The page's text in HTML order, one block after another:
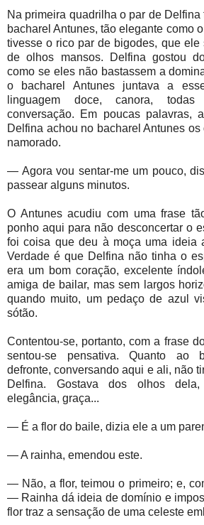
Na primeira quadrilha o par de
bacharel Antunes, tão elegante como
tivesse o rico par de bigodes, que ele
de olhos mansos. Delfina gostou
como se eles não bastassem a
o bacharel Antunes juntava a
linguagem doce, canora,
conversação. Em poucas palavras,
Delfina achou no bacharel Antunes
namorado.
— Agora vou sentar-me um pouco,
passear alguns minutos.
O Antunes acudiu com uma frase
ponho aqui para não desconcertar o
foi coisa que deu à moça uma ideia
Verdade é que Delfina não tinha o
era um bom coração, excelente
amiga de bailar, mas sem largos
quando muito, um pedaço de azul
sótão.
Contentou-se, portanto, com a frase
sentou-se pensativa. Quanto ao
defronte, conversando aqui e ali, não
Delfina. Gostava dos olhos
elegância, graça...
— É a flor do baile, dizia ele a um
— A rainha, emendou este.
— Não, a flor, teimou o primeiro; e,
— Rainha dá ideia de domínio e
flor traz a sensação de uma celeste